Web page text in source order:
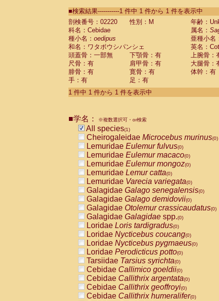
CebidaeSaguinus labiatus(0)
Cebidae Saguinus leucopus (0)
Cebidae
Cebidae
CebidaeSaguinus nigricollis (0)
Cebidae Saguinus oedipus
Cebidae Saguinus weddelli
Cebidae Saguinusspp.
Cebidae Aotus trivirgatus
Cebidae Cebus albifrons
CebidaeCebus nigrivittatus
CebidaeCebus
CebidaeSaimiri boliviensis(0)
CebidaeSaimiri sciureus(0)
AtelidaeAlouatta caraya(0)
AtelidaeAlouatta fusca(0)
AtelidaeAlouatta seniculus
AtelidaeAlouattaspp.(0)
AtelidaeAteles belzebuth(0)
AtelidaeAteles geoffroyi(0)
AtelidaeAteles paniscus(0)
AtelidaeAtelesspp.(0)
Atelidae Lagothrix lagothricha
AtelidaeLagothrix lagothricha cana
PitheciidaeCacajao calvus
PitheciidaeCallicebus cupreus
PitheciidaeCallicebus donacophilus
PitheciidaeCallicebus moloch
PitheciidaeCallicebus torquatus
PitheciidaeCallicebusspp.(0)
PitheciidaeChiropotes satanas(0)
■検索結果-----------1 件中 1 件から 1 件を表示中
剖検番号：02220
性別：M
年齢：
科名：Cebidae
属名：
種小名： oedipus
亜種小名
和名：ワタボウシパンシェ
英名：
頭蓋骨：一部無
下顎骨：有
上腕骨：
尺骨：有
肩甲骨：有
大腿骨：
腓骨：有
寛骨：有
体幹：有
手：有
足：有
1 件中 1 件から 1 件を表示中
■学名： ※複数選択可・or検索
All species(1)
Cheirogaleidae Microcebus murinus(0)
Lemuridae Eulemur fulvus(0)
Lemuridae Eulemur macaco(0)
Lemuridae Eulemur mongoz(0)
Lemuridae Lemur catta(0)
Lemuridae Varecia variegata(0)
Galagidae Galago senegalensis(0)
Galagidae Galago demidovii(0)
Galagidae Otolemur crassicaudatus(0)
Galagidae Galagidae spp.(0)
Loridae Loris tardigradus(0)
Loridae Nycticebus coucang(0)
Loridae Nycticebus pygmaeus(0)
Loridae Perodicticus potto(0)
Tarsiidae Tarsius syrichta(0)
Cebidae Callimico goeldii(0)
Cebidae Callithrix argentata(0)
Cebidae Callithrix geoffroyi(0)
Cebidae Callithrix humeralifer(0)